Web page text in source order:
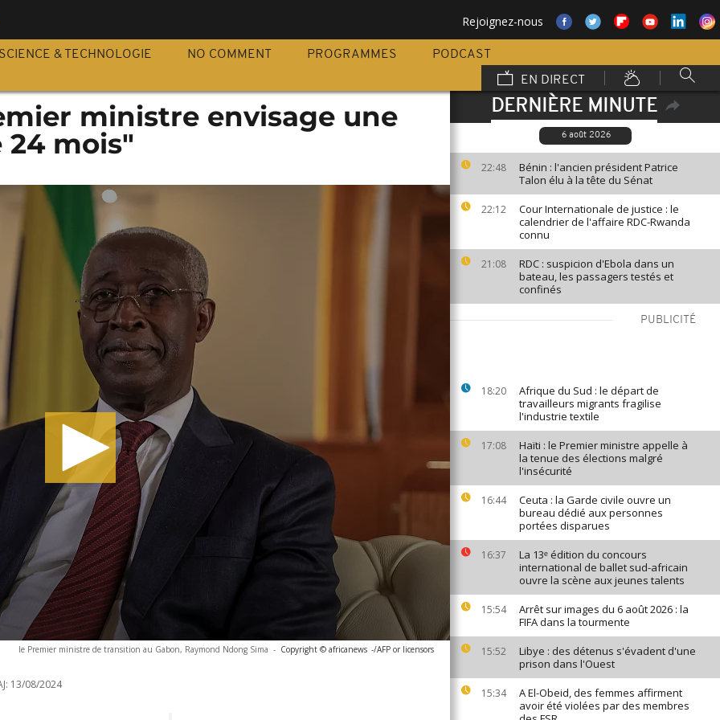
Rejoignez-nous
SCIENCE & TECHNOLOGIE NO COMMENT PROGRAMMES
PODCAST
EN DIRECT
DERNIÈRE MINUTE
6 août 2026
22:48
Bénin : l'ancien président Patrice
Talon élu à la tête du Sénat
22:12
Cour Internationale de justice : le
calendrier de l'affaire RDC-Rwanda
connu
21:08
RDC : suspicion d'Ebola dans un
bateau, les passagers testés et
confinés
PUBLICITÉ
18:20
Afrique du Sud : le départ de
travailleurs migrants fragilise
l'industrie textile
17:08
Haïti : le Premier ministre appelle à
la tenue des élections malgré
l'insécurité
16:44
Ceuta : la Garde civile ouvre un
bureau dédié aux personnes
portées disparues
16:37
La 13ᵉ édition du concours
international de ballet sud-africain
ouvre la scène aux jeunes talents
15:54
Arrêt sur images du 6 août 2026 : la
FIFA dans la tourmente
15:52
Libye : des détenus s'évadent d'une
prison dans l'Ouest
15:34
A El-Obeid, des femmes affirment
avoir été violées par des membres
ministre envisage une
mois"
le Premier ministre de transition au Gabon, Raymond Ndong Sima - Copyright © africanews -/AFP or licensors
13/08/2024